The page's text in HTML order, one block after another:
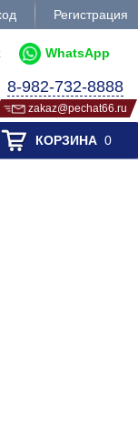
Регистрация
WhatsApp
8-982-732-8888
zakaz@pechat66.ru
КОРЗИНА0